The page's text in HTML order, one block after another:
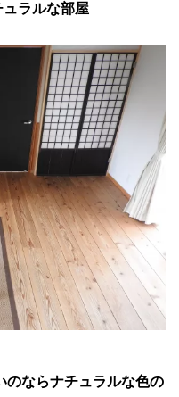
ラルな部屋
のならナチュラルな色の